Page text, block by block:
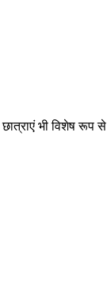
भी विशेष रूप